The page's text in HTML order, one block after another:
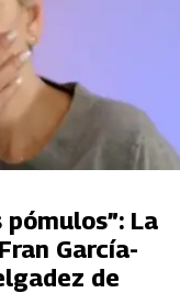
La
García-
de